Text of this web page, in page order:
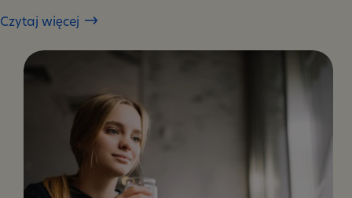
Czytaj więcej
Jak
„mgłom